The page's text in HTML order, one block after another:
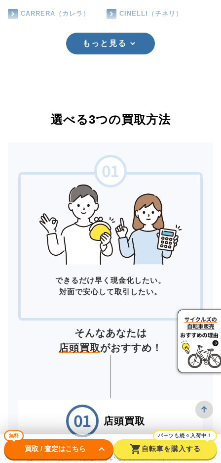
CARRERA（カレラ） CINELLI（チネリ）
もっと見る
選べる3つの買取方法
できるだけ早く現金化したい。
対面で安心して取引したい。
そんなあなたは
店頭買取がおすすめ！
店頭買取
お近くの店舗へ直接お持ちいただく「店頭買取」
は一番ご利用いただいている買取方法です。
無料
買取 / 査定はこちら keyboard_arrow_down shopping_cart
パーツも続々入荷中！
自転車を購入する